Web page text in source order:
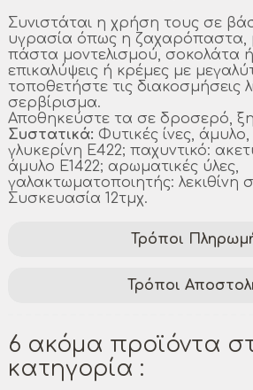
Συνιστάται η χρήση τους σε
υγρασία όπως η ζαχαρόπαστα,
πάστα μοντελισμού, σοκολάτα ή
επικαλύψεις ή κρέμες με
τοποθετήστε τις διακοσμήσεις
σερβίρισμα.
Αποθηκεύστε τα σε δροσερό,
Συστατικά: Φυτικές ίνες,
γλυκερίνη E422; παχυντικό:
άμυλο E1422; αρωματικές ύλες,
γαλακτωματοποιητής: λεκιθίνη
Συσκευασία 12τμχ.
Τρόποι
Τρόποι
6 ακόμα προϊόντα
κατηγορία :